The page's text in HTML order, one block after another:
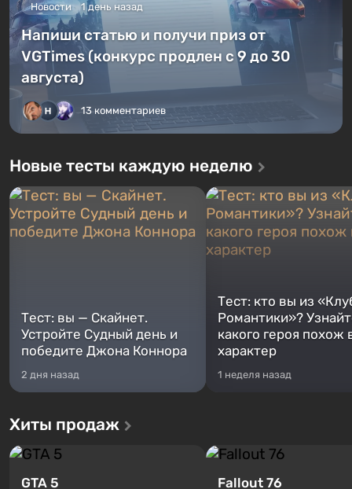
Новости 1 день назад
Напиши статью и получи приз от
VGTimes (конкурс продлен с 9 до 30
августа)
13 комментариев
Новые тесты каждую неделю
Тест: вы — Скайнет.
Устройте Судный день и
победите Джона Коннора
2 дня назад
Тест: кто вы из
Романтики»?
какого героя похож
характер
1 неделя назад
Хиты продаж
GTA 5 Fallout 76